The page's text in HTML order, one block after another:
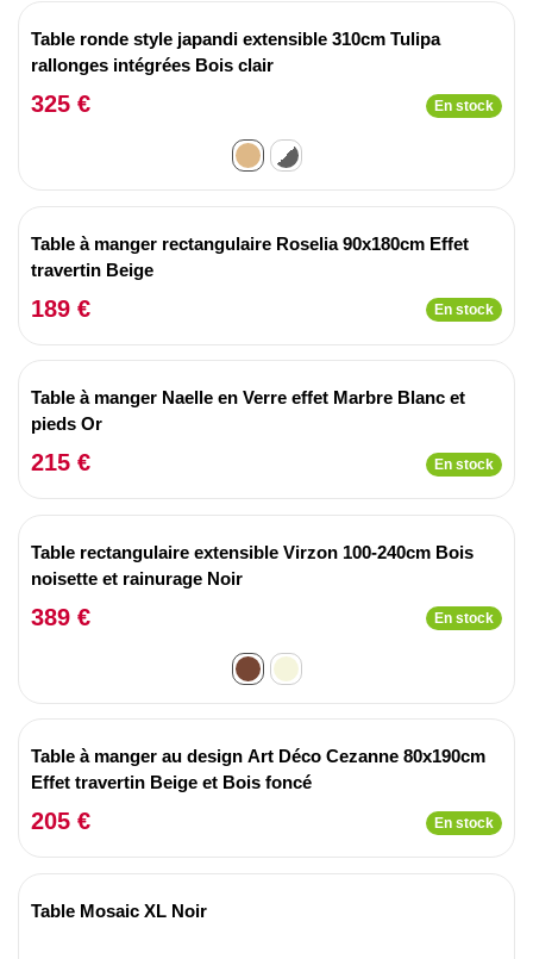
Table ronde style japandi extensible 310cm Tulipa
rallonges intégrées Bois clair
325 € En stock
Table à manger rectangulaire Roselia 90x180cm Effet
travertin Beige
189 € En stock
Table à manger Naelle en Verre effet Marbre Blanc et
pieds Or
215 € En stock
Table rectangulaire extensible Virzon 100-240cm Bois
noisette et rainurage Noir
389 € En stock
Table à manger au design Art Déco Cezanne 80x190cm
Effet travertin Beige et Bois foncé
205 € En stock
Table Mosaic XL Noir